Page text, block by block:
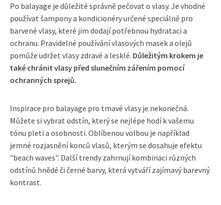
Po balayage je důležité správně pečovat o vlasy. Je vhodné
používat šampony a kondicionéry určené speciálně pro
barvené vlasy, které jim dodají potřebnou hydrataci a
ochranu. Pravidelné používání vlasových masek a olejů
pomůže udržet vlasy zdravé a lesklé. Důležitým krokem je
také chránit vlasy před slunečním zářením pomocí
ochranných sprejů.
Inspirace pro balayage pro tmavé vlasy je nekonečná.
Můžete si vybrat odstín, který se nejlépe hodí k vašemu
tónu pleti a osobnosti. Oblíbenou volbou je například
jemné rozjasnění konců vlasů, kterým se dosahuje efektu
"beach waves". Další trendy zahrnují kombinaci různých
odstínů hnědé či černé barvy, která vytváří zajímavý barevný
kontrast.